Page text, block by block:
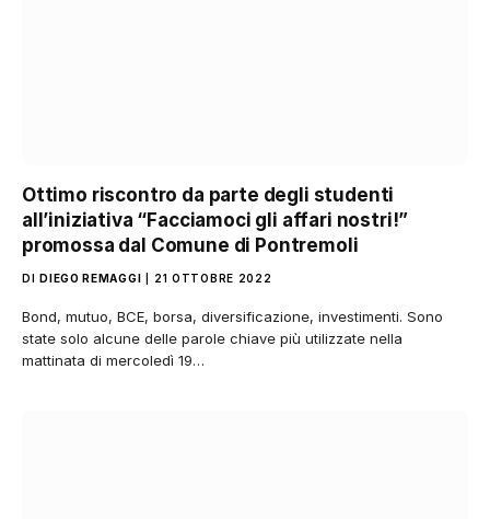
Ottimo riscontro da parte degli studenti
all’iniziativa “Facciamoci gli affari nostri!”
promossa dal Comune di Pontremoli
DI DIEGO REMAGGI 21 OTTOBRE 2022
Bond, mutuo, BCE, borsa, diversificazione, investimenti. Sono
state solo alcune delle parole chiave più utilizzate nella
mattinata di mercoledì 19…